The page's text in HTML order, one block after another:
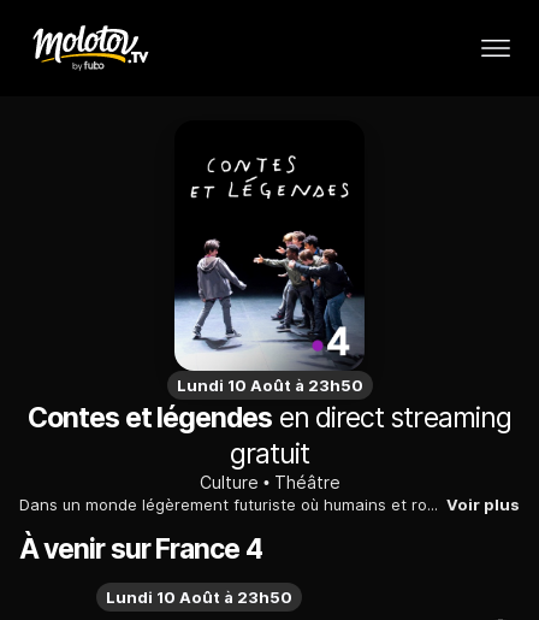
Lundi 10 Août à 23h50
Contes et légendes en direct streaming
gratuit
Culture Théâtre
Dans un monde légèrement futuriste où humains et robots sociaux cohabiteraient, des adolescents en quête d'identité tentent de trouver leur voie et de se construire. Dans cette pièce de théâtre, qui est à la fois une "fiction documentaire d'anticipation", Joël, Pommerat interroge le moment de l'adolescence et le mythe de la créature artificielle. Voir plus
À venir sur France 4
Lundi 10 Août à 23h50